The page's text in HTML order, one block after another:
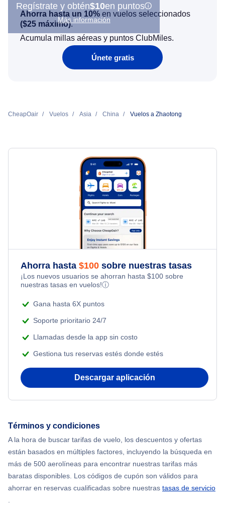
Regístrate y obtén$10en puntos
Más información
Ahorra hasta un 10% en vuelos seleccionados
($25 máximo).
Acumula millas aéreas y puntos ClubMiles.
Únete gratis
CheapOair Vuelos Asia China Vuelos a Zhaotong
Ahorra hasta $100 sobre nuestras tasas
¡Los nuevos usuarios se ahorran hasta $100 sobre
nuestras tasas en vuelos!ⓘ
Gana hasta 6X puntos
Soporte prioritario 24/7
Llamadas desde la app sin costo
Gestiona tus reservas estés donde estés
Descargar aplicación
Términos y condiciones
A la hora de buscar tarifas de vuelo, los descuentos y ofertas
están basados en múltiples factores, incluyendo la búsqueda en
más de 500 aerolíneas para encontrar nuestras tarifas más
baratas disponibles. Los códigos de cupón son válidos para
ahorrar en reservas cualificadas sobre nuestras tasas de servicio
.